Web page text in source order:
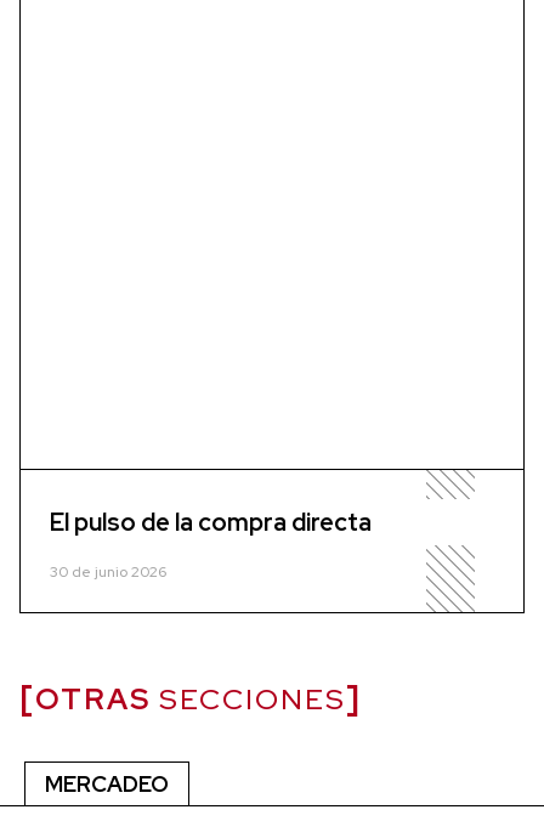
El pulso de la compra directa
30 de junio 2026
OTRAS SECCIONES
MERCADEO